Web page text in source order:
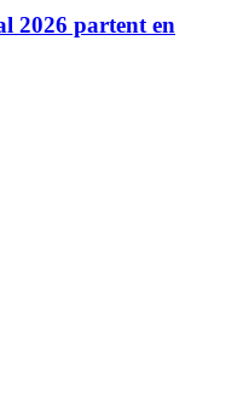
2026 partent en